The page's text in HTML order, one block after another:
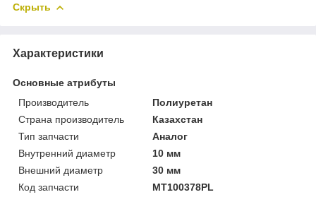
Скрыть
Характеристики
Основные атрибуты
Производитель
Полиуретан
Страна производитель
Казахстан
Тип запчасти
Аналог
Внутренний диаметр
10 мм
Внешний диаметр
30 мм
Код запчасти
MT100378PL